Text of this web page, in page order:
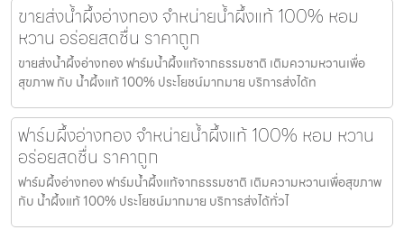
ขายส่งน้ำผึ้งอ่างทอง จำหน่ายน้ำผึ้งแท้ 100% หอม
หวาน อร่อยสดชื่น ราคาถูก
ขายส่งน้ำผึ้งอ่างทอง ฟาร์มน้ำผึ้งแท้จากธรรมชาติ เติมความหวานเพื่อ
สุขภาพ กับ น้ำผึ้งแท้ 100% ประโยชน์มากมาย บริการส่งได้ท
ฟาร์มผึ้งอ่างทอง จำหน่ายน้ำผึ้งแท้ 100% หอม หวาน
อร่อยสดชื่น ราคาถูก
ฟาร์มผึ้งอ่างทอง ฟาร์มน้ำผึ้งแท้จากธรรมชาติ เติมความหวานเพื่อสุขภาพ
กับ น้ำผึ้งแท้ 100% ประโยชน์มากมาย บริการส่งได้ทั่วไ